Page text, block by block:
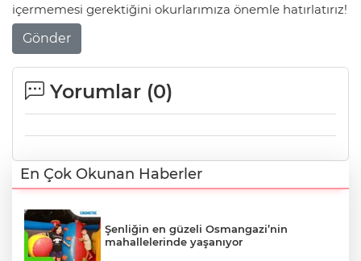
içermemesi gerektiğini okurlarımıza önemle hatırlatırız!
Gönder
Yorumlar (0)
En Çok Okunan Haberler
Şenliğin en güzeli Osmangazi’nin
mahallelerinde yaşanıyor